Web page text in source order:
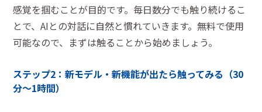
感覚を掴むことが目的です。毎日数分でも触り続けるこ
とで、AIとの対話に自然と慣れていきます。無料で使用
可能なので、まずは触ることから始めましょう。
ステップ2：新モデル・新機能が出たら触ってみる（30
分〜1時間）